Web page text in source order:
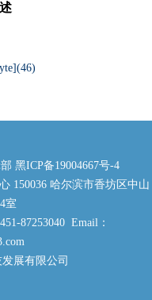
46)
黑ICP备19004667号-4
150036 哈尔滨市香坊区中山
室
87253040 Email：
展有限公司